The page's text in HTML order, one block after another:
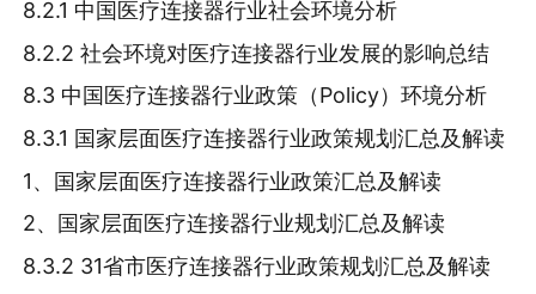
8.2.1 中国医疗连接器行业社会环境分析
8.2.2 社会环境对医疗连接器行业发展的影响总结
8.3 中国医疗连接器行业政策（Policy）环境分析
8.3.1 国家层面医疗连接器行业政策规划汇总及解读
1、国家层面医疗连接器行业政策汇总及解读
2、国家层面医疗连接器行业规划汇总及解读
8.3.2 31省市医疗连接器行业政策规划汇总及解读